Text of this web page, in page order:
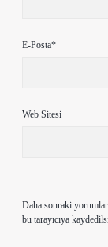
E-Posta*
Web Sitesi
Daha sonraki
bu tarayıcıya